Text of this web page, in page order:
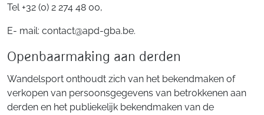
Tel +32 (0) 2 274 48 00,
E- mail: contact@apd-gba.be.
Openbaarmaking aan derden
Wandelsport onthoudt zich van het bekendmaken of
verkopen van persoonsgegevens van betrokkenen aan
derden en het publiekelijk bekendmaken van de